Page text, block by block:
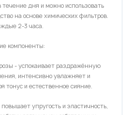
течение дня и можно использовать
на основе химических фильтров.
2-3 часа.
компоненты:
- успокаивает раздражённую
интенсивно увлажняет и
тонус и естественное сияние.
упругость и эластичность,